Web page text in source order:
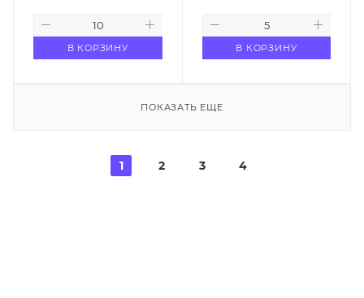
В КОРЗИНУ В КОРЗИНУ
ПОКАЗАТЬ ЕЩЕ
1 2 3 4